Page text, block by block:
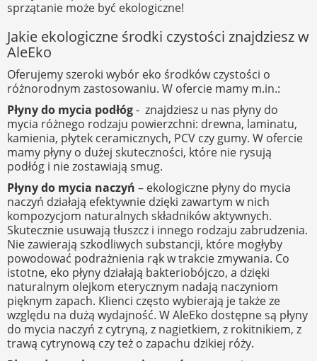
sprzątanie może być ekologiczne!
Jakie ekologiczne środki czystości znajdziesz w
AleEko
Oferujemy szeroki wybór eko środków czystości o
różnorodnym zastosowaniu. W ofercie mamy m.in.:
Płyny do mycia podłóg- znajdziesz u nas płyny do
mycia różnego rodzaju powierzchni: drewna, laminatu,
kamienia, płytek ceramicznych, PCV czy gumy. W ofercie
mamy płyny o dużej skuteczności, które nie rysują
podłóg i nie zostawiają smug.
Płyny do mycia naczyń – ekologiczne płyny do mycia
naczyń działają efektywnie dzięki zawartym w nich
kompozycjom naturalnych składników aktywnych.
Skutecznie usuwają tłuszcz i innego rodzaju zabrudzenia.
Nie zawierają szkodliwych substancji, które mogłyby
powodować podrażnienia rąk w trakcie zmywania. Co
istotne, eko płyny działają bakteriobójczo, a dzięki
naturalnym olejkom eterycznym nadają naczyniom
pięknym zapach. Klienci często wybierają je także ze
względu na dużą wydajność. W AleEko dostępne są płyny
do mycia naczyń z cytryną, z nagietkiem, z rokitnikiem, z
trawą cytrynową czy też o zapachu dzikiej róży.